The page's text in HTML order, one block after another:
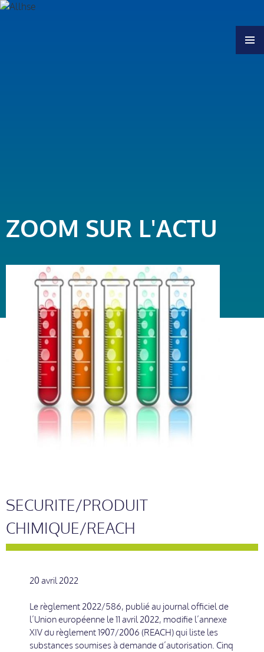
ZOOM SUR L'ACTU
SECURITE/PRODUIT
CHIMIQUE/REACH
20 avril 2022
Le règlement 2022/586, publié au journal officiel de
l’Union européenne le 11 avril 2022, modifie l’annexe
XIV du règlement 1907/2006 (REACH) qui liste les
substances soumises à demande d’autorisation. Cinq